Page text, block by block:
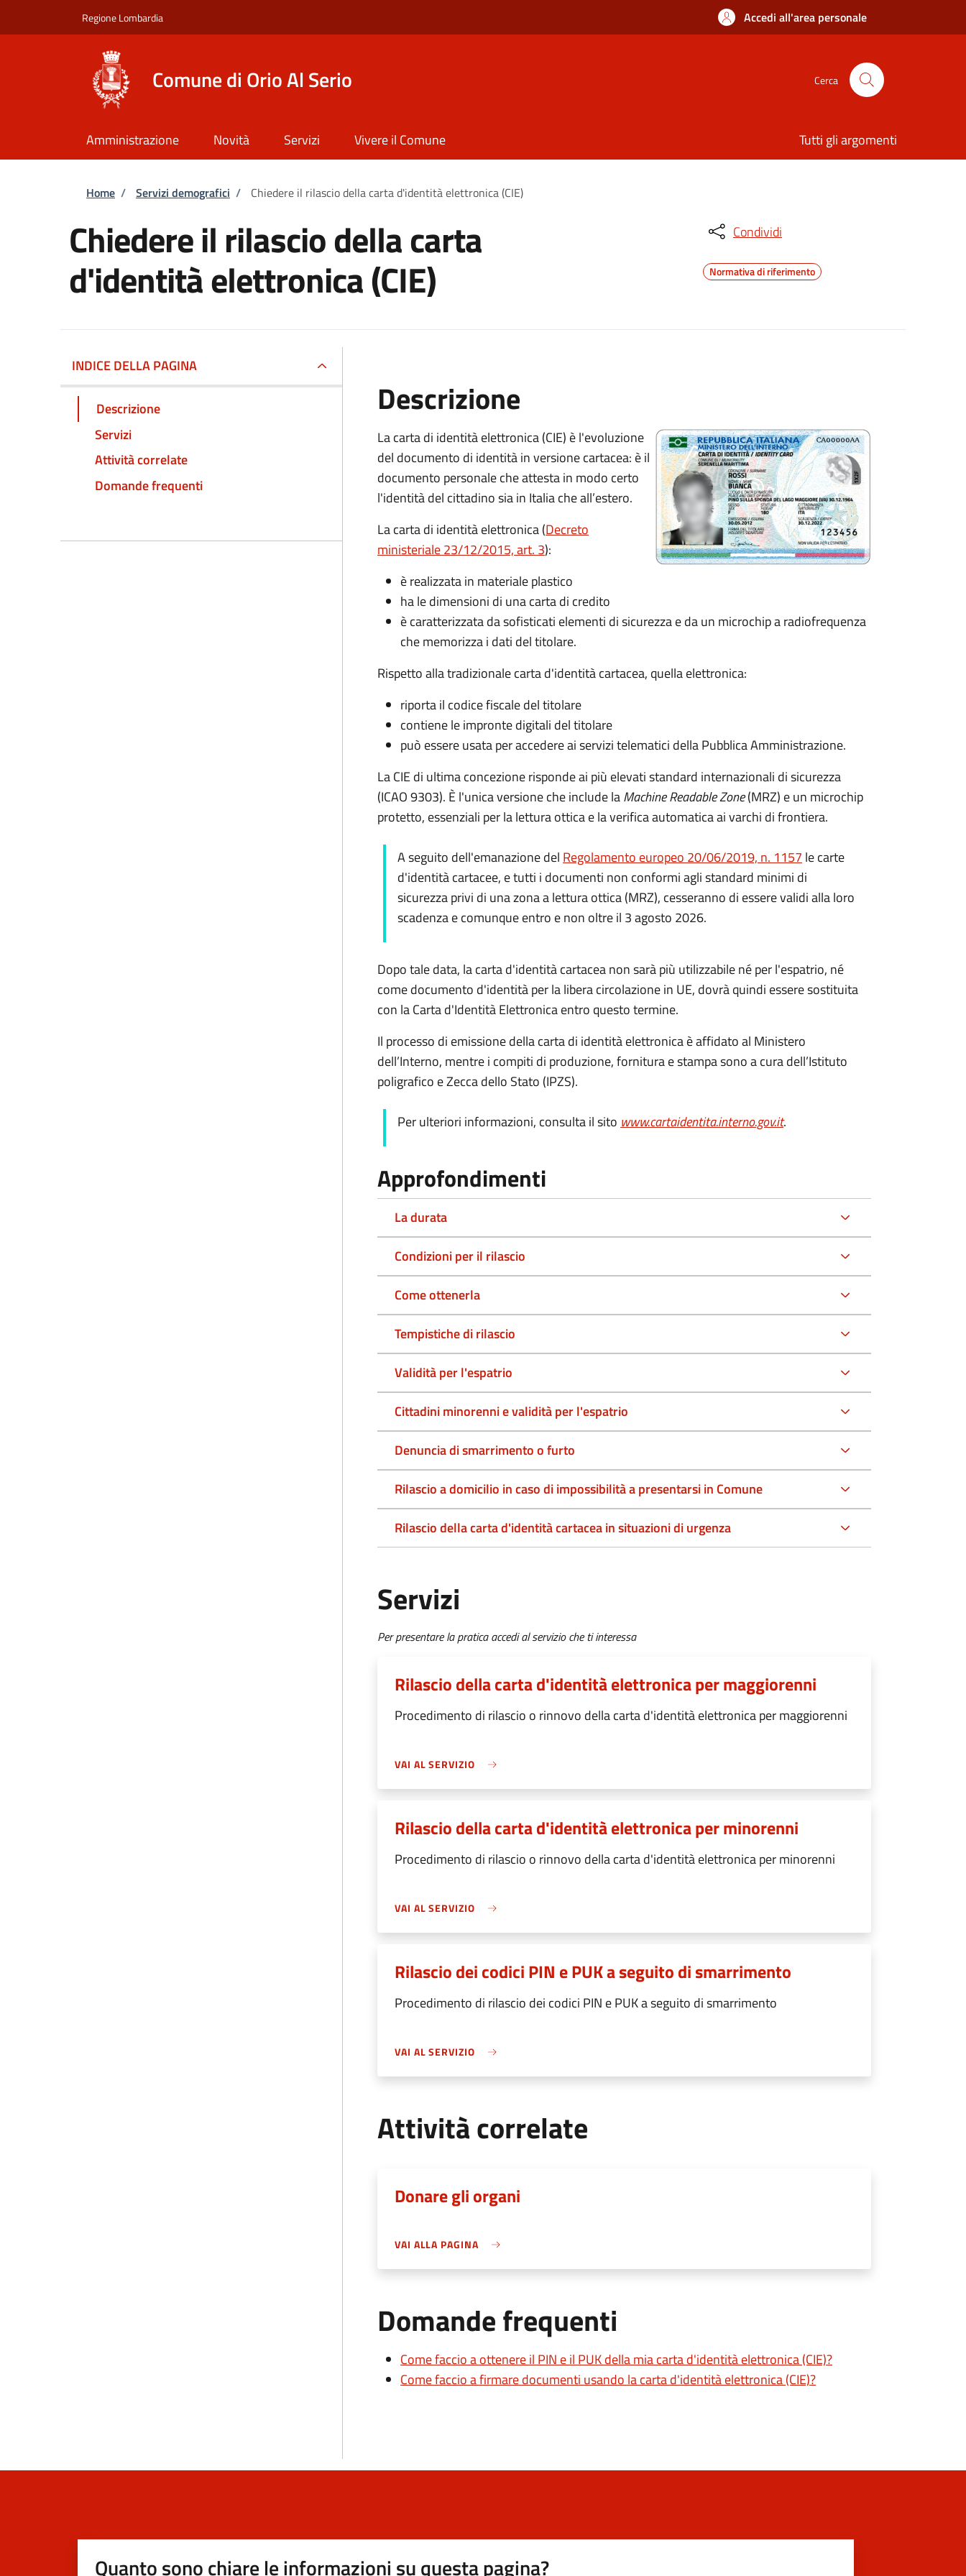
Regione Lombardia Accedi all'area personale
Comune di Orio Al Serio Cerca
Amministrazione Novità Servizi Vivere il Comune Tutti gli argomenti
Briciole di pane
Home / Servizi demografici / Chiedere il rilascio della carta d'identità elettronica (CIE)
Chiedere il rilascio della carta
d'identità elettronica (CIE)
Condividi
Normativa di riferimento
INDICE DELLA PAGINA
Descrizione
Servizi
Attività correlate
Domande frequenti
Descrizione
La carta di identità elettronica (CIE) è l'evoluzione
del documento di identità in versione cartacea: è il
documento personale che attesta in modo certo
l'identità del cittadino sia in Italia che all’estero.
La carta di identità elettronica (Decreto
ministeriale 23/12/2015, art. 3):
è realizzata in materiale plastico
ha le dimensioni di una carta di credito
è caratterizzata da sofisticati elementi di sicurezza e da un microchip a radiofrequenza
che memorizza i dati del titolare.
Rispetto alla tradizionale carta d'identità cartacea, quella elettronica:
riporta il codice fiscale del titolare
contiene le impronte digitali del titolare
può essere usata per accedere ai servizi telematici della Pubblica Amministrazione.
La CIE di ultima concezione risponde ai più elevati standard internazionali di sicurezza
(ICAO 9303). È l'unica versione che include laMachine Readable Zone(MRZ) e un microchip
protetto, essenziali per la lettura ottica e la verifica automatica ai varchi di frontiera.
A seguito dell'emanazione del Regolamento europeo 20/06/2019, n. 1157 le carte
d'identità cartacee, e tutti i documenti non conformi agli standard minimi di
sicurezza privi di una zona a lettura ottica (MRZ), cesseranno di essere validi alla loro
scadenza e comunque entro e non oltre il 3 agosto 2026.
Dopo tale data, la carta d'identità cartacea non sarà più utilizzabile né per l'espatrio, né
come documento d'identità per la libera circolazione in UE, dovrà quindi essere sostituita
con la Carta d'Identità Elettronica entro questo termine.
Il processo di emissione della carta di identità elettronica è affidato al Ministero
dell’Interno, mentre i compiti di produzione, fornitura e stampa sono a cura dell’Istituto
poligrafico e Zecca dello Stato (IPZS).
Per ulteriori informazioni, consulta il sito www.cartaidentita.interno.gov.it.
Approfondimenti
La durata
Condizioni per il rilascio
Come ottenerla
Tempistiche di rilascio
Validità per l'espatrio
Cittadini minorenni e validità per l'espatrio
Denuncia di smarrimento o furto
Rilascio a domicilio in caso di impossibilità a presentarsi in Comune
Rilascio della carta d'identità cartacea in situazioni di urgenza
Servizi
Per presentare la pratica accedi al servizio che ti interessa
Rilascio della carta d'identità elettronica per maggiorenni
Procedimento di rilascio o rinnovo della carta d'identità elettronica per maggiorenni
VAI AL SERVIZIO
Rilascio della carta d'identità elettronica per minorenni
Procedimento di rilascio o rinnovo della carta d'identità elettronica per minorenni
VAI AL SERVIZIO
Rilascio dei codici PIN e PUK a seguito di smarrimento
Procedimento di rilascio dei codici PIN e PUK a seguito di smarrimento
VAI AL SERVIZIO
Attività correlate
Donare gli organi
VAI ALLA PAGINA
Domande frequenti
Come faccio a ottenere il PIN e il PUK della mia carta d'identità elettronica (CIE)?
Come faccio a firmare documenti usando la carta d'identità elettronica (CIE)?
Quanto sono chiare le informazioni su questa pagina?